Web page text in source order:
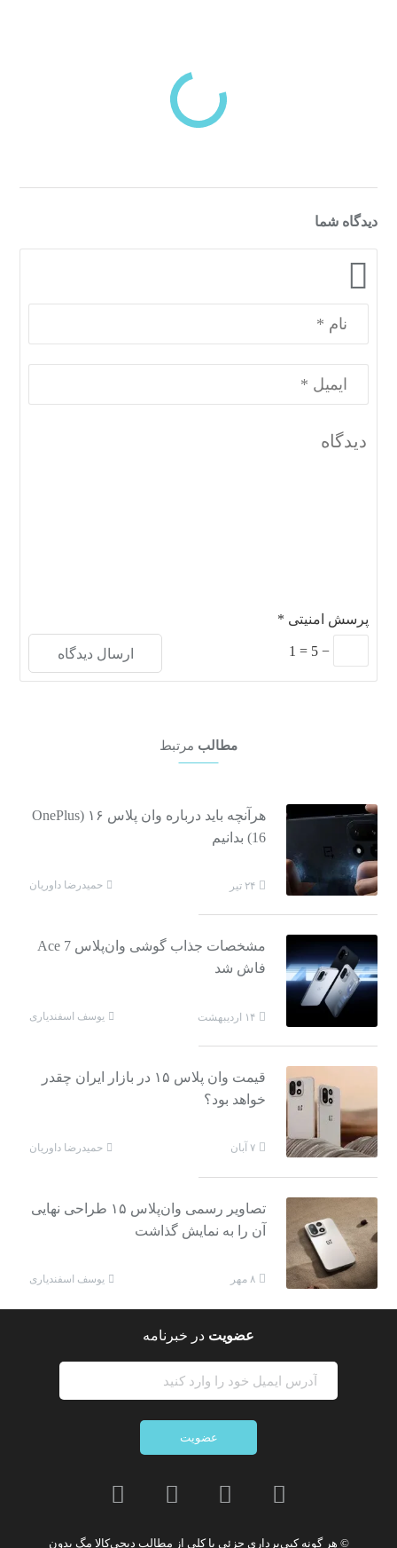
دسته‌بندی‌های منتخب برای شما
دیدگاه شما
پرسش امنیتی *
−
5
=
1
مطالب مرتبط
هرآنچه باید درباره وان پلاس ۱۶ (OnePlus
16) بدانیم
۲۴ تیر حمیدرضا داوریان
مشخصات جذاب گوشی وان‌پلاس Ace 7
فاش شد
۱۴ اردیبهشت یوسف اسفندیاری
قیمت وان پلاس ۱۵ در بازار ایران چقدر
خواهد بود؟
۷ آبان حمیدرضا داوریان
تصاویر رسمی وان‌پلاس ۱۵ طراحی نهایی
آن را به نمایش گذاشت
۸ مهر یوسف اسفندیاری
عضویت در خبرنامه
عضویت
© هر گونهکپی‌برداری جزئی یا کلی از مطالب دیجی‌کالا مگ بدون